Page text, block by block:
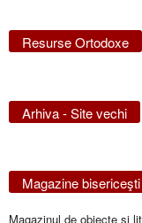
Resurse Ortodoxe
Arhiva - Site vechi
Magazine bisericeşti
Magazinul de obiecte şi